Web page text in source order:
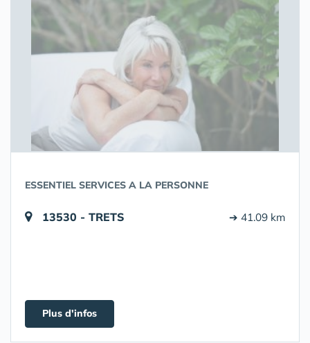
ESSENTIEL SERVICES A LA PERSONNE
13530 - TRETS ➔ 41.09 km
Plus d'infos